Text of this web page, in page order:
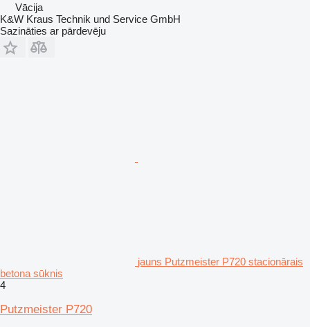
Vācija
K&W Kraus Technik und Service GmbH
Sazināties ar pārdevēju
jauns Putzmeister P720 stacionārais
betona sūknis
4
Putzmeister P720